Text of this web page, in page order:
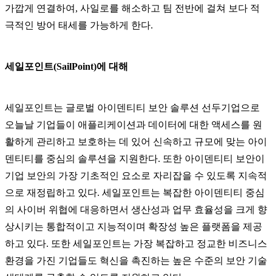
가깝게 연결하여, 사일로를 해소하고 팀 전반에 걸쳐 보다 적
극적인 방어 태세를 가능하게 한다.
세일포인트(SailPoint)에 대해
세일포인트는 글로벌 아이덴티티 보안 솔루션 선두기업으로
오늘날 기업들이 애플리케이션과 데이터에 대한 액세스를 원
활하게 관리하고 보호하는 데 있어 신속하고 규모에 맞는 아이
덴티티를 중심의 솔루션을 지원한다. 또한 아이덴티티 보안이
기업 보안의 가장 기초적인 요소로 자리잡을 수 있도록 지속적
으로 재정립하고 있다. 세일포인트는 복잡한 아이덴티티 중심
의 사이버 위협에 대응하면서 생산성과 업무 효율성을 크게 향
상시키는 통합적이고 지능적이며 확장성 높은 플랫폼을 제공
하고 있다. 또한 세일포인트는 가장 복잡하고 정교한 비즈니스
환경을 가진 기업들도 혁신을 촉진하는 높은 수준의 보안 기술